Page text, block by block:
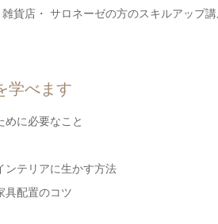
貨店・ サロネーゼの方のスキルアップ
学べます
に必要なこと
ンテリアに生かす方法
具配置のコツ